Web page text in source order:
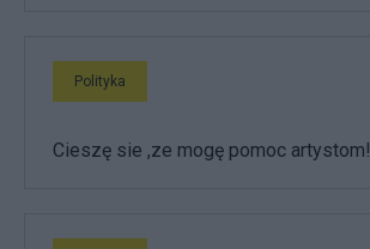
Polityka
Cieszę sie ,ze mogę pomoc artystom!